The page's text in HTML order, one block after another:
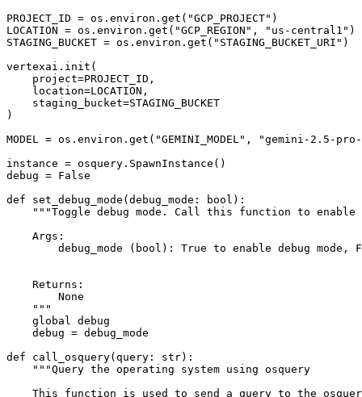
PROJECT_ID = os . environ . get ( "GCP_PROJECT" )
LOCATION = os . environ . get ( "GCP_REGION" , "us-central1" )
STAGING_BUCKET = os . environ . get ( "STAGING_BUCKET_URI" )
vertexai . init (
project=PROJECT_ID ,
location=LOCATION ,
staging_bucket=STAGING_BUCKET
)
MODEL = os . environ . get ( "GEMINI_MODEL" ,
"gemini-2.5-
instance = osquery . SpawnInstance ()
debug = False
def
set_debug_mode ( debug_mode : bool ):
    """
global debug
debug = debug_mode
def
call_osquery( query : str):